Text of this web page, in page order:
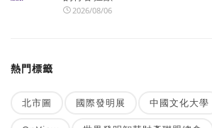
2026/08/06
熱門標籤
北市圖 國際發明展 中國文化大學